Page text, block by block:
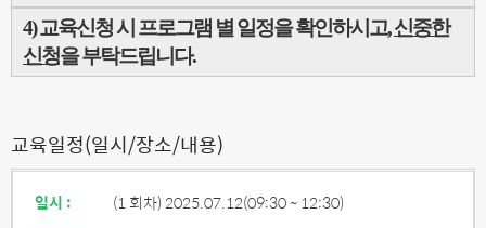
4)교육신청 시 프로그램 별 일정을 확인하시고,신중한
신청을 부탁드립니다.
교육일정(일시/장소/내용)
일시 : (1 회차) 2025.07.12(09:30 ~ 12:30)